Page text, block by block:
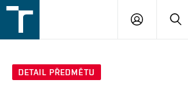
v
PŘIHLÁŠENÍ
DETAIL PŘEDMĚTU